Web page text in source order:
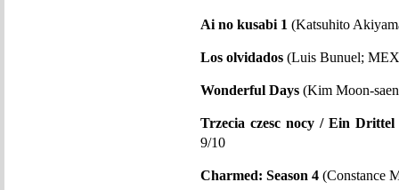
Ai no kusabi 1 (Katsuhito
Los olvidados (Luis Bunuel;
Wonderful Days (Kim Moon-
Trzecia czesc nocy / Ein
9/10
Charmed: Season 4 (Constance